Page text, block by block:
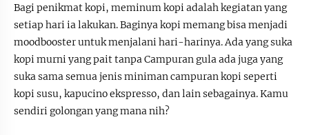
Bagi penikmat kopi, meminum kopi adalah kegiatan yang
setiap hari ia lakukan. Baginya kopi memang bisa menjadi
moodbooster untuk menjalani hari-harinya. Ada yang suka
kopi murni yang pait tanpa Campuran gula ada juga yang
suka sama semua jenis miniman campuran kopi seperti
kopi susu, kapucino ekspresso, dan lain sebagainya. Kamu
sendiri golongan yang mana nih?